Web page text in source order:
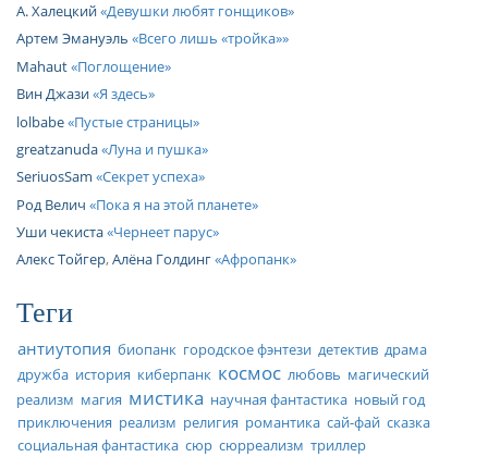
А. Халецкий Девушки любят гонщиков
Артем Эмануэль
Всего лишь «тройка»
Mahaut Поглощение
Вин Джази Я здесь
lolbabe Пустые страницы
greatzanuda Луна и пушка
SeriuosSam Секрет успеха
Род Велич
Пока я на этой планете
Уши чекиста Чернеет парус
Алекс Тойгер,Алёна Голдинг Афропанк
Теги
антиутопия биопанк городское фэнтези детектив драма
дружба история киберпанк космос любовь магический
реализм магия мистика научная фантастика новый год
приключения реализм религия романтика сай-фай сказка
социальная фантастика сюр сюрреализм триллер